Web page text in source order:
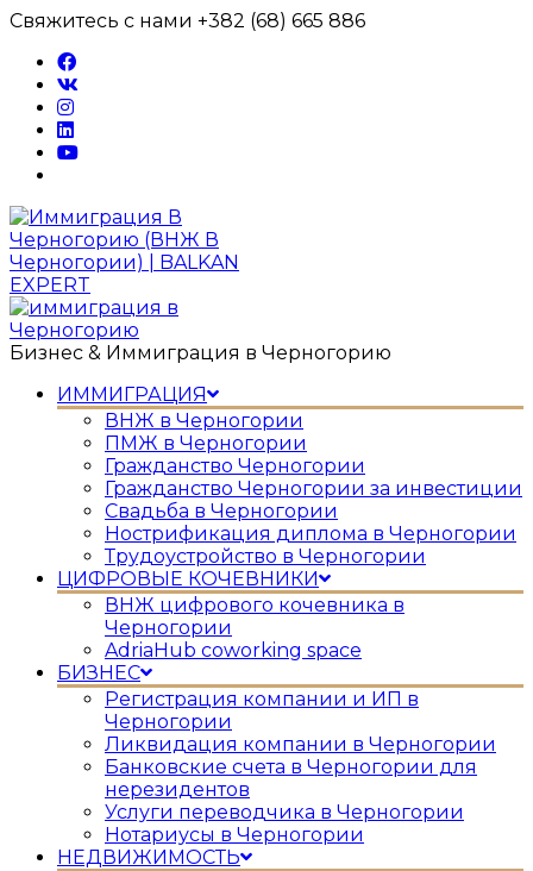
Перейти
содержимому
Свяжитесь с нами +382 (68) 665 886
Бизнес & Иммиграция в Черногорию
ИММИГРАЦИЯ
ВНЖ в Черногории
ПМЖ в Черногории
Гражданство Черногории
Гражданство Черногории за инвестиции
Свадьба в Черногории
Нострификация диплома в Черногории
Трудоустройство в Черногории
ЦИФРОВЫЕ КОЧЕВНИКИ
ВНЖ цифрового кочевника в
Черногории
AdriaHub coworking space
БИЗНЕС
Регистрация компании и ИП в
Черногории
Ликвидация компании в Черногории
Банковские счета в Черногории для
нерезидентов
Услуги переводчика в Черногории
Нотариусы в Черногории
НЕДВИЖИМОСТЬ